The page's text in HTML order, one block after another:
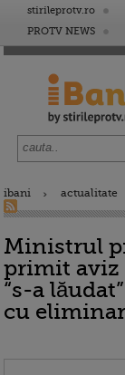
stirileprotv.ro
PROTV NEWS
ibani actualitate
Ministrul
primit aviz
“s-a
cu